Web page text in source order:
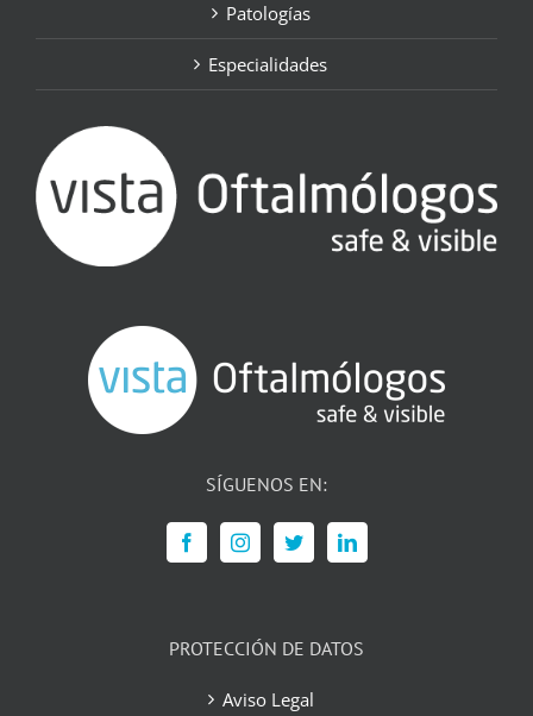
Patologías
Especialidades
SÍGUENOS EN:
PROTECCIÓN DE DATOS
Aviso Legal